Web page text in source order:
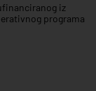
iz
programa